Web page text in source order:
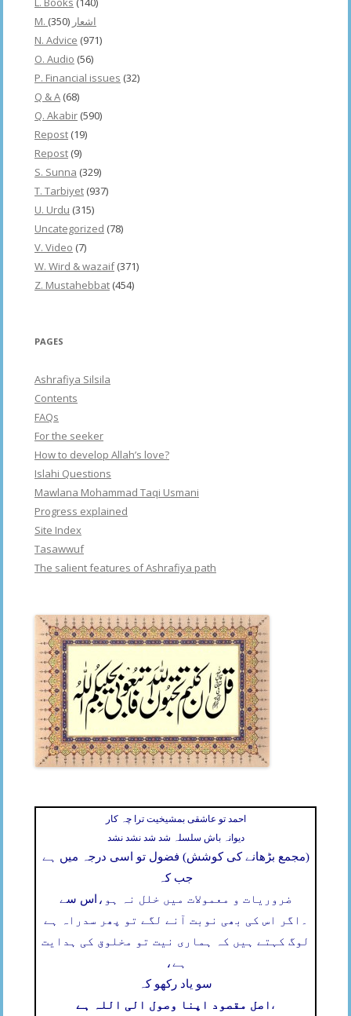
M. اشعار (350)
N. Advice (971)
O. Audio (56)
P. Financial issues (32)
Q & A (68)
Q. Akabir (590)
Repost (19)
Repost (9)
S. Sunna (329)
T. Tarbiyet (937)
U. Urdu (315)
Uncategorized (78)
V. Video (7)
W. Wird & wazaif(371)
Z. Mustahebbat (454)
PAGES
Ashrafiya Silsila
Contents
FAQs
For the seeker
How to develop Allah’s love?
Islahi Questions
Mawlana Mohammad Taqi Usmani
Progress explained
Site Index
Tasawwuf
The salient features of Ashrafiya path
احمد تو عاشقی بمشیخیت ترا چہ کار
دیوانہ باش سلسلہ شد شد نشد نشد
(مجمع بڑھانے کی کوشش) فضول تو اسی درجہ میں ہے
جب کہ
اس سے ضروریات و معمولات میں خلل نہ ہو،
اگر اس کی بھی نوبت آنے لگے تو پھر سدراہ ہے
لوگ کہتے ہیں کہ ہماری نیت تو مخلوق کی ہدایت
ہے،
سو یاد رکھو کہ
اصل مقصود اپنا وصول الی اللہ ہے ،